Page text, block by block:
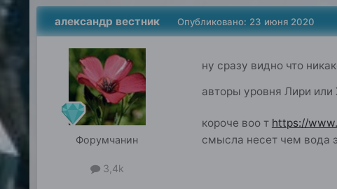
александр вестник
Форумчанин
3,4k
Опубликовано: 23 июня 2020
ну сразу видно что
авторы уровня Лири или
короче воо т https://
смысла несет чем вода